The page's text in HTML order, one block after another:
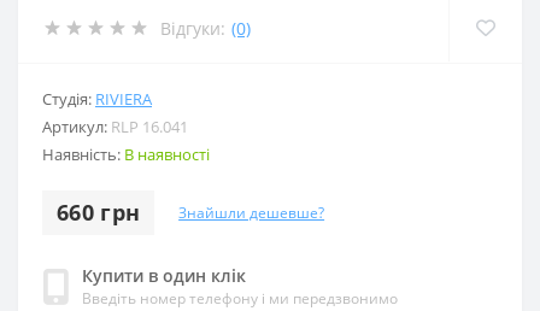
Відгуки: (0)
Студія: RIVIERA
Артикул: RLP 16.041
Наявність: В наявності
660 грн Знайшли дешевше?
Купити в один клік
Введіть номер телефону і ми передзвонимо